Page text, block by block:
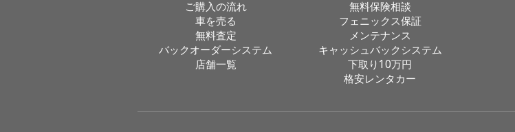
ご購入の流れ
車を売る
無料査定
バックオーダーシステム
店舗一覧
無料保険相談
フェニックス保証
メンテナンス
キャッシュバックシステム
下取り10万円
格安レンタカー